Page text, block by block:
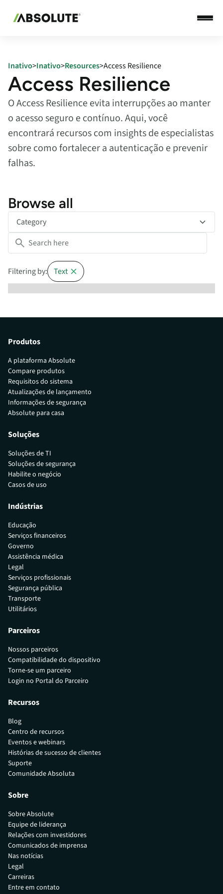
Inativo>Inativo>Resources>Access Resilience
Access Resilience
O Access Resilience evita interrupções ao manter
o acesso seguro e contínuo. Aqui, você
encontrará recursos com insights de especialistas
sobre como fortalecer a autenticação e prevenir
falhas.
Browse all
Category
Filtering by: Text
Produtos
A plataforma Absolute
Compare produtos
Requisitos do sistema
Atualizações de lançamento
Informações de segurança
Absolute para casa
Soluções
Soluções de TI
Soluções de segurança
Habilite o negócio
Casos de uso
Indústrias
Educação
Serviços financeiros
Governo
Assistência médica
Legal
Serviços profissionais
Segurança pública
Transporte
Utilitários
Parceiros
Nossos parceiros
Compatibilidade do dispositivo
Torne-se um parceiro
Login no Portal do Parceiro
Recursos
Blog
Centro de recursos
Eventos e webinars
Histórias de sucesso de clientes
Suporte
Comunidade Absoluta
Sobre
Sobre Absolute
Equipe de liderança
Relações com investidores
Comunicados de imprensa
Nas notícias
Legal
Carreiras
Entre em contato